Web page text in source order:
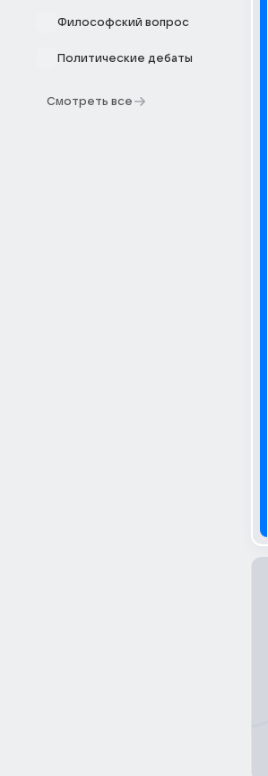
Философский вопрос
Политические дебаты
Смотреть все